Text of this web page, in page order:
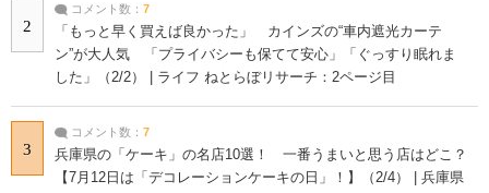
2
コメント数： 7
「もっと早く買えば良かった」 カインズの“車内遮光カーテ
ン”が大人気 「プライバシーも保てて安心」「ぐっすり眠れま
した」（2/2） | ライフ ねとらぼリサーチ：2ページ目
3
コメント数： 7
兵庫県の「ケーキ」の名店10選！ 一番うまいと思う店はどこ？
【7月12日は「デコレーションケーキの日」！】（2/4） | 兵庫県